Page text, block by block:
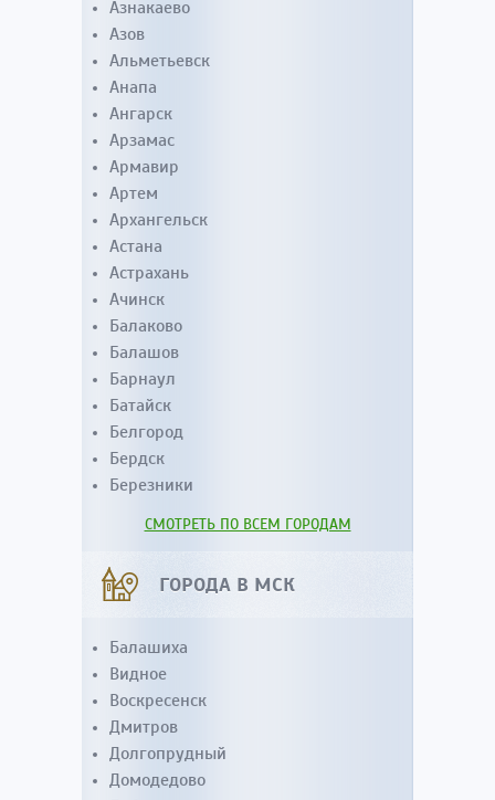
Азнакаево
Азов
Альметьевск
Анапа
Ангарск
Арзамас
Армавир
Артем
Архангельск
Астана
Астрахань
Ачинск
Балаково
Балашов
Барнаул
Батайск
Белгород
Бердск
Березники
СМОТРЕТЬ ПО ВСЕМ ГОРОДАМ
ГОРОДА В МСК
Балашиха
Видное
Воскресенск
Дмитров
Долгопрудный
Домодедово